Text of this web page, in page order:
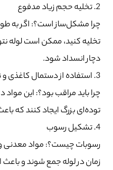
2. تخلیه حجم زیاد مدفوع
چرا مشکل‌ساز است؟: اگر به
تخلیه کنید، ممکن است لوله
دچار انسداد شود.
3. استفاده از دستمال کاغذی و نوار بهداشتی
چرا باید مراقب بود؟: این
توده‌ای بزرگ ایجاد کنند که
4. تشکیل رسوب
رسوبات چیست؟: مواد معدنی
زمان در لوله جمع شوند و